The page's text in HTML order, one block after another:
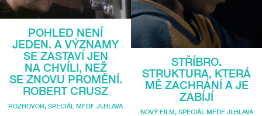
POHLED NENÍ
JEDEN. A VÝZNAMY
SE ZASTAVÍ JEN
NA CHVÍLI, NEŽ
SE ZNOVU PROMĚNÍ.
ROBERT CRUSZ
ROZHOVOR, SPECIÁL MFDF JI.HLAVA
STŘÍBRO.
STRUKTURA, KTERÁ
MĚ ZACHRÁNÍ A JE
ZABÍJÍ
NOVÝ FILM, SPECIÁL MFDF JI.HLAVA